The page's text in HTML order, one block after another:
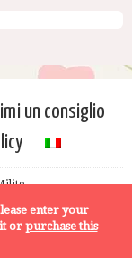
un consiglio
enter your
or purchase this